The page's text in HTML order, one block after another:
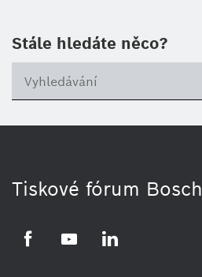
Stále hledáte něco?
Tiskové fórum Bosch